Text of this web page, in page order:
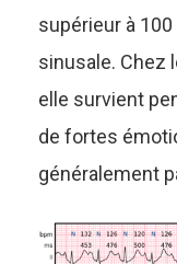
supérieur à
sinusale. Chez
elle survient
de fortes
généralement